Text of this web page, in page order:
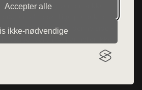
Accepter alle
ikke‑nødvendige
want.dk, der udgiver en række
af forskellige produkter fra
ikke varer fra denne side - vi